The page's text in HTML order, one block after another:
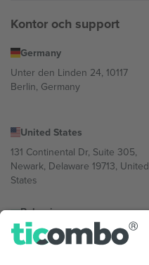
Kontor och support
Germany
Unter den Linden 24, 10117
Berlin, Germany
United States
131 Continental Dr, Suite 305,
Newark, Delaware 19713, United
States
Bulgaria
Regus Sofia City West, bul
Totleben 53-55, 1606 Sofia,